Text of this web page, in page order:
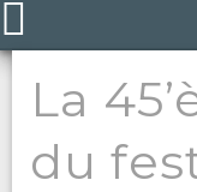
La
du